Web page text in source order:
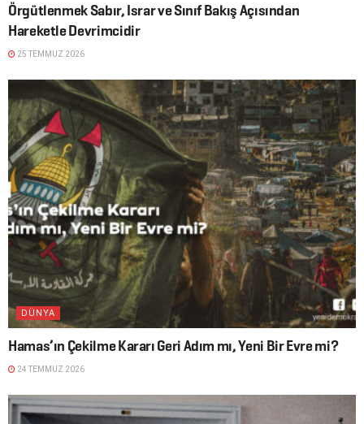
Örgütlenmek Sabır, Israr ve Sınıf Bakış Açısından
Hareketle Devrimcidir
25 TEMMUZ 2026
DÜNYA
Hamas’ın Çekilme Kararı Geri Adım mı, Yeni Bir Evre mi?
24 TEMMUZ 2026